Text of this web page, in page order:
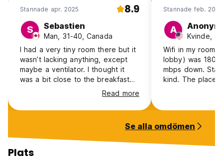
Stannade apr. 2025 8.9
S Sebastien
Man, 31-40, Canada
I had a very tiny room there but it
wasn’t lacking anything, except
maybe a ventilator. I thought it
was a bit close to the breakfast
area, but I had a good access to
the patio for myself. Showers
were warm, breakfast was good.
would be hard to get any better,
especially in an historic building.
The staff was super
Read more
Stannade feb. 2025
A Anonym
Kvinde,
Wifi in my room
lobby) was 180
mbps down.
kind. The place is very echo-ey
sometimes. The location is prime
the art, murals,
bathrooms. It's
Se alla omdömen
Plats